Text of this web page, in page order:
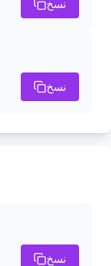
نسخ
نسخ
نسخ